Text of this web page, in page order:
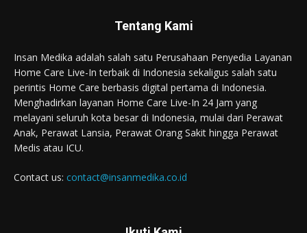
Tentang Kami
Insan Medika adalah salah satu Perusahaan Penyedia Layanan
Home Care Live-In terbaik di Indonesia sekaligus salah satu
perintis Home Care berbasis digital pertama di Indonesia.
Menghadirkan layanan Home Care Live-In 24 Jam yang
melayani seluruh kota besar di Indonesia, mulai dari Perawat
Anak, Perawat Lansia, Perawat Orang Sakit hingga Perawat
Medis atau ICU.
Contact us: contact@insanmedika.co.id